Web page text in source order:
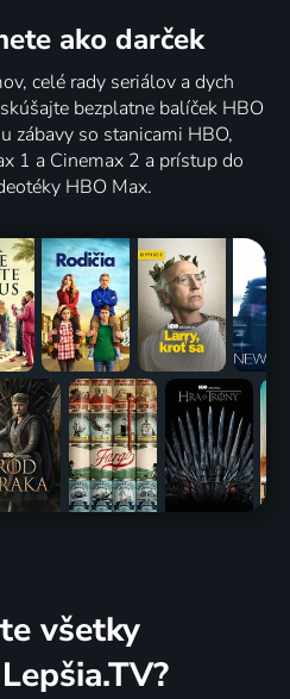
ako darček
celé rady seriálov a dych
bezplatne balíček HBO
zábavy so stanicami HBO,
1 a Cinemax 2 a prístup do
HBO Max.
všetky